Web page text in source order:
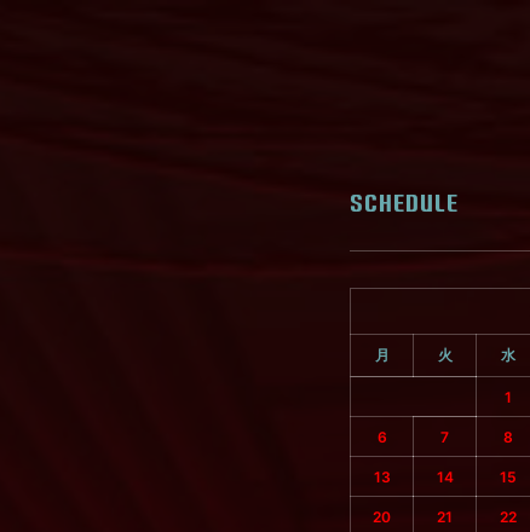
SCHEDULE
月 火 水
1
6 7 8
13 14 15
20 21 22